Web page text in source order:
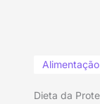
Alimentação
Dieta da